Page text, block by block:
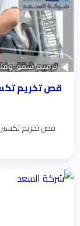
قص تخريم
قص تخريم تكسير